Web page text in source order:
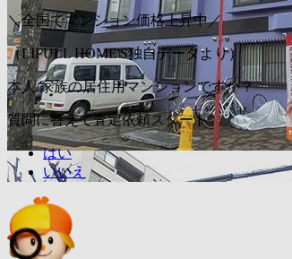
＼全国でマンション価格上昇中／
（LIFULL HOME'S独自データより）
本人/家族の居住用マンションですか？
質問に答えて査定依頼スタート
はい
いいえ